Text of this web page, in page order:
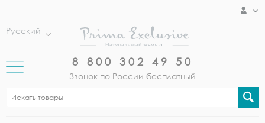
Русский
8 800 302 49 50
Звонок по России бесплатный